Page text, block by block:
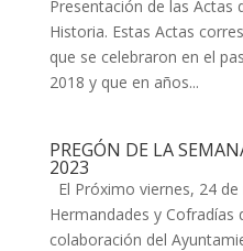
Presentación de las Actas
Historia. Estas Actas
que se celebraron en el
2018 y que en años...
PREGÓN DE LA
2023
El Próximo viernes, 24
Hermandades y
colaboración del